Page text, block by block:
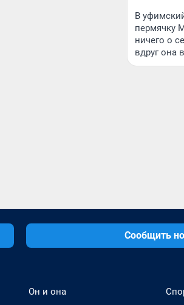
В
пермячку
ничего о
вдруг она
Сообщить
Он и она